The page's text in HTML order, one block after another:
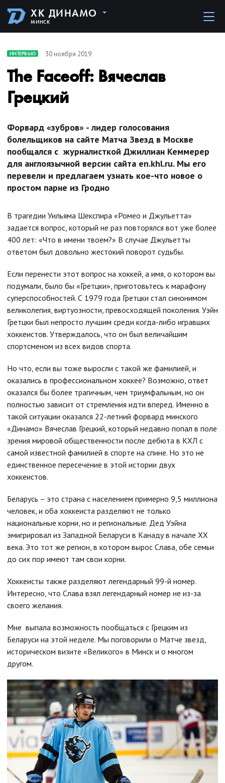
ХК ДИНАМО
МИНСК
ИНТЕРВЬЮ 30 ноября 2019
The Faceoff: Вячеслав
Грецкий
Форвард «зубров» - лидер голосования
болельщиков на сайте Матча Звезд в Москве
пообщался с журналисткой Джиллиан Кеммерер
для англоязычной версии сайта en.khl.ru. Мы его
перевели и предлагаем узнать кое-что новое о
простом парне из Гродно
В трагедии Уильяма Шекспира «Ромео и Джульетта»
задается вопрос, который не раз повторялся вот уже более
400 лет: «Что в имени твоем?» В случае Джульетты
ответом был довольно жестокий поворот судьбы.
Если перенести этот вопрос на хоккей, а имя, о котором вы
подумали, было бы «Гретцки», приготовьтесь к марафону
суперспособностей. С 1979 года Гретцки стал синонимом
великолепия, виртуозности, превосходящей поколения. Уэйн
Гретцки был непросто лучшим среди когда-либо игравших
хоккеистов. Утверждалось, что он был величайшим
спортсменом из всех видов спорта.
Но что, если вы тоже выросли с такой же фамилией, и
оказались в профессиональном хоккее? Возможно, ответ
оказался бы более трагичным, чем триумфальным, но он
полностью зависит от стремления идти вперед. Именно в
такой ситуации оказался 22-летний форвард минского
«Динамо» Вячеслав Грецкий, который недавно попал в поле
зрения мировой общественности после дебюта в КХЛ с
самой известной фамилией в спорте на спине. Но это не
единственное пересечение в этой истории двух
хоккеистов.
Беларусь – это страна с населением примерно 9,5 миллиона
человек, и оба хоккеиста разделяют не только
национальные корни, но и региональные. Дед Уэйна
эмигрировал из Западной Беларуси в Канаду в начале XX
века. Это тот же регион, в котором вырос Слава, обе семьи
до сих пор имеют там свои корни.
Хоккеисты также разделяют легендарный 99-й номер.
Интересно, что Слава взял легендарный номер не из-за
своего желания.
Мне выпала возможность пообщаться с Грецким из
Беларуси на этой неделе. Мы поговорили о Матче звезд,
историческом визите «Великого» в Минск и о многом
другом.